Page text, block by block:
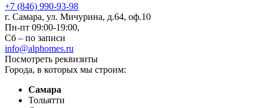
+7 (846) 990-93-98
г. Самара, ул. Мичурина, д.64, оф.10
Пн-пт 09:00-19:00,
Сб – по записи
info@alphomes.ru
Посмотреть реквизиты
Города, в которых мы строим:
Самара
Тольятти